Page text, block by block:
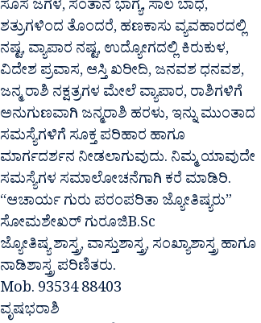
ಸೊಸೆ ಜಗಳ, ಸಂತಾನ ಭಾಗ್ಯ, ಸಾಲ ಬಾಧೆ,
ಶತ್ರುಗಳಿಂದ ತೊಂದರೆ, ಹಣಕಾಸು ವ್ಯವಹಾರದಲ್ಲಿ
ನಷ್ಟ, ವ್ಯಾಪಾರ ನಷ್ಟ, ಉದ್ಯೋಗದಲ್ಲಿ ಕಿರುಕುಳ,
ವಿದೇಶ ಪ್ರವಾಸ, ಆಸ್ತಿ ಖರೀದಿ, ಜನವಶ ಧನವಶ,
ಜನ್ಮ ರಾಶಿ ನಕ್ಷತ್ರಗಳ ಮೇಲೆ ವ್ಯಾಪಾರ, ರಾಶಿಗಳಿಗೆ
ಅನುಗುಣವಾಗಿ ಜನ್ಮರಾಶಿ ಹರಳು, ಇನ್ನು ಮುಂತಾದ
ಸಮಸ್ಯೆಗಳಿಗೆ ಸೂಕ್ತ ಪರಿಹಾರ ಹಾಗೂ
ಮಾರ್ಗದರ್ಶನ ನೀಡಲಾಗುವುದು. ನಿಮ್ಮ ಯಾವುದೇ
ಸಮಸ್ಯೆಗಳ ಸಮಾಲೋಚನೆಗಾಗಿ ಕರೆ ಮಾಡಿರಿ.
“ಆಚಾರ್ಯ ಗುರು ಪರಂಪರಿತಾ ಜ್ಯೋತಿಷ್ಯರು”
ಸೋಮಶೇಖರ್ ಗುರೂಜಿB.Sc
ಜ್ಯೋತಿಷ್ಯ ಶಾಸ್ತ್ರ, ವಾಸ್ತುಶಾಸ್ತ್ರ, ಸಂಖ್ಯಾಶಾಸ್ತ್ರ ಹಾಗೂ
ನಾಡಿಶಾಸ್ತ್ರ ಪರಿಣಿತರು.
Mob. 93534 88403
ವೃಷಭರಾಶಿ